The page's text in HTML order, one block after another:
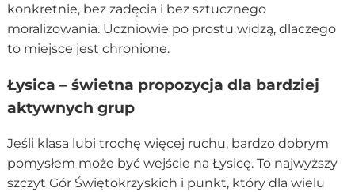
konkretnie, bez zadęcia i bez sztucznego
moralizowania. Uczniowie po prostu widzą, dlaczego
to miejsce jest chronione.
Łysica – świetna propozycja dla bardziej
aktywnych grup
Jeśli klasa lubi trochę więcej ruchu, bardzo dobrym
pomysłem może być wejście na Łysicę. To najwyższy
szczyt Gór Świętokrzyskich i punkt, który dla wielu